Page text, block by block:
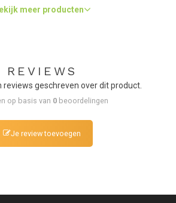
meer producten
REVIEWS
reviews geschreven over dit product.
op basis van 0 beoordelingen
Je review toevoegen